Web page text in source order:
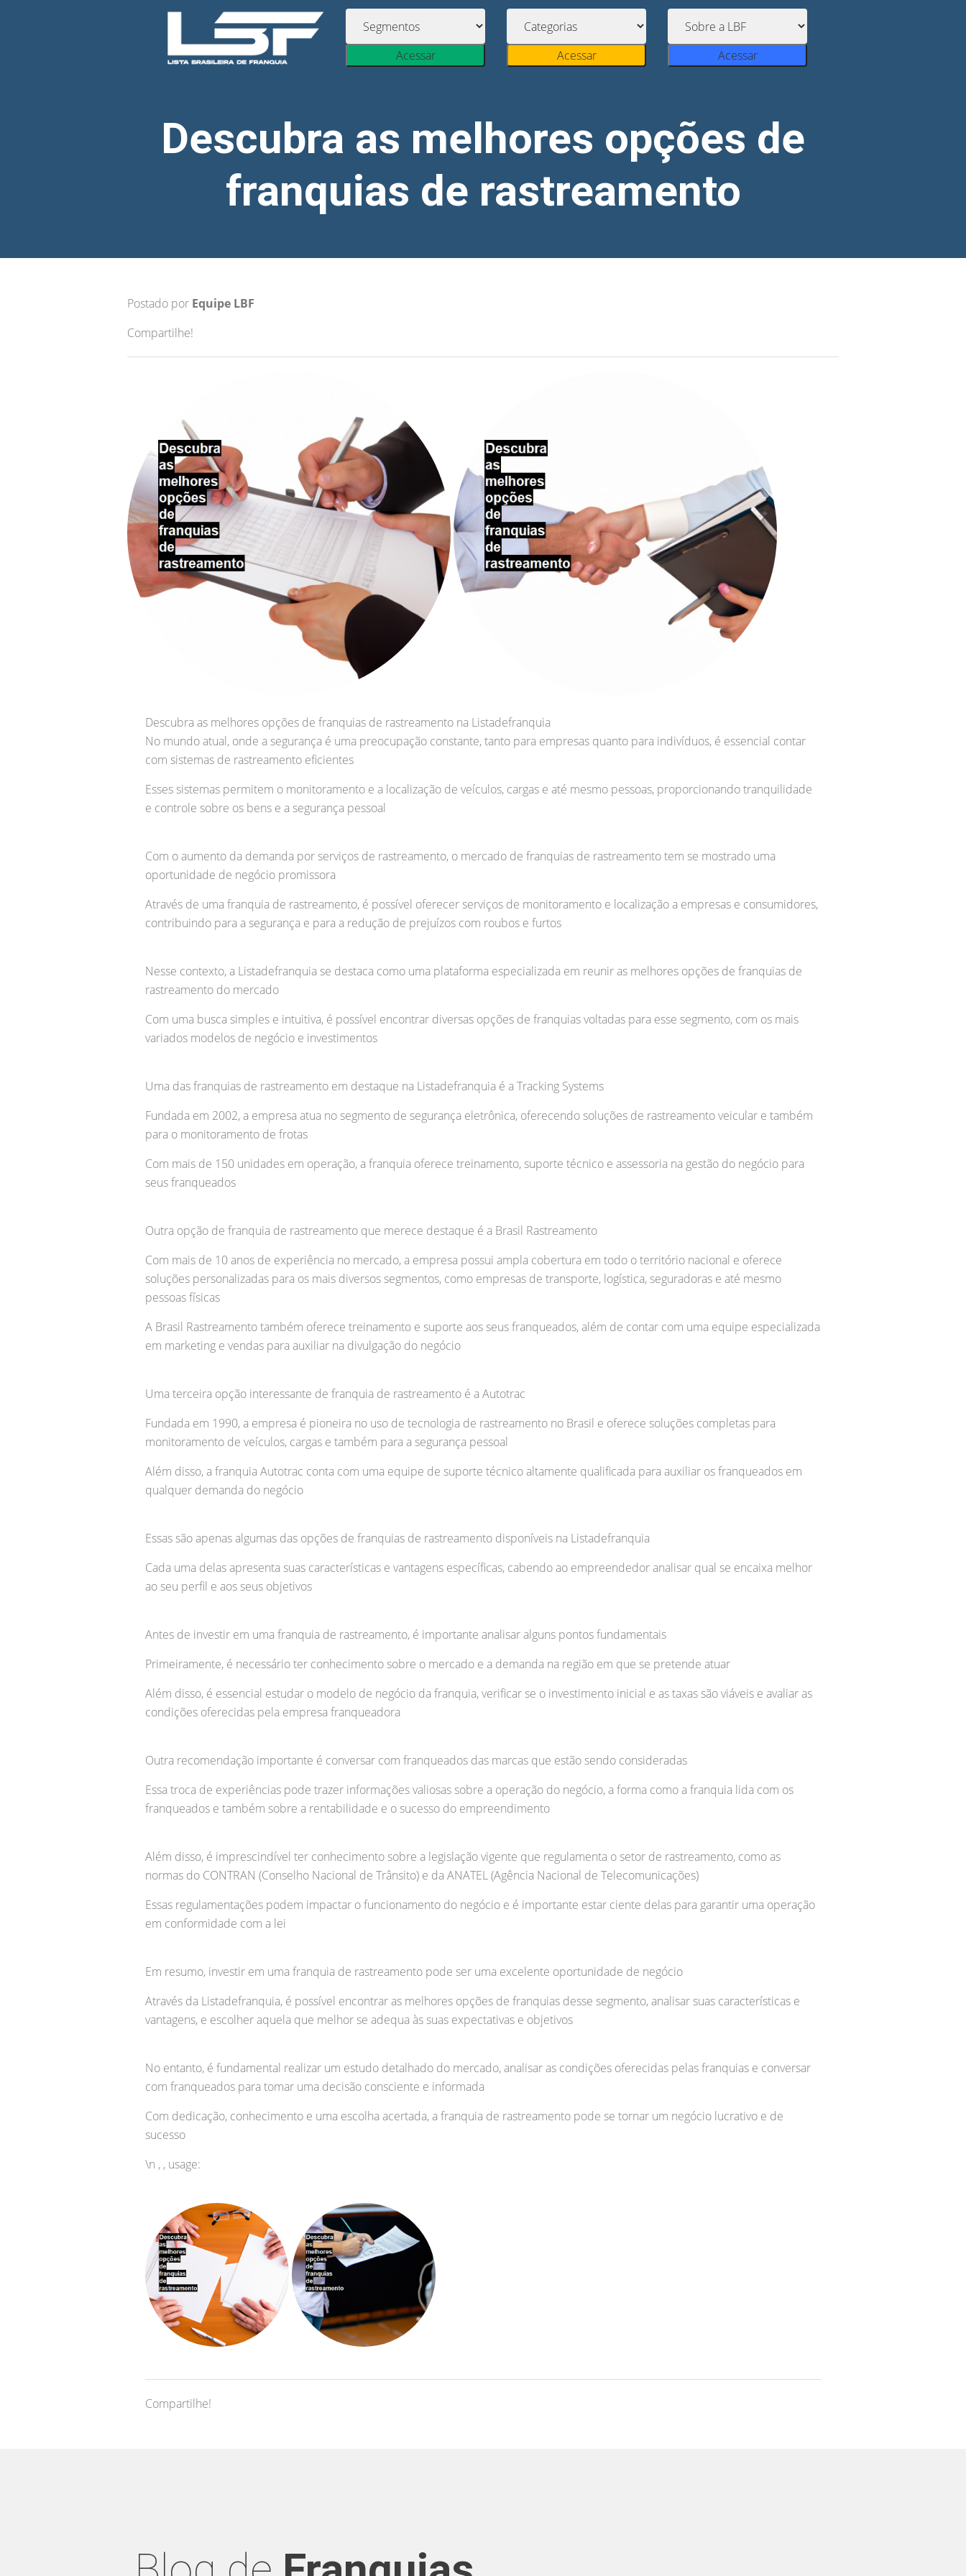
Acessar Acessar Acessar
Descubra as melhores opções de
franquias de rastreamento
Postado por Equipe LBF
Compartilhe!
Descubra as melhores opções de franquias de rastreamento na Listadefranquia
No mundo atual, onde a segurança é uma preocupação constante, tanto para empresas quanto para indivíduos, é essencial contar
com sistemas de rastreamento eficientes
Esses sistemas permitem o monitoramento e a localização de veículos, cargas e até mesmo pessoas, proporcionando tranquilidade
e controle sobre os bens e a segurança pessoal
Com o aumento da demanda por serviços de rastreamento, o mercado de franquias de rastreamento tem se mostrado uma
oportunidade de negócio promissora
Através de uma franquia de rastreamento, é possível oferecer serviços de monitoramento e localização a empresas e consumidores,
contribuindo para a segurança e para a redução de prejuízos com roubos e furtos
Nesse contexto, a Listadefranquia se destaca como uma plataforma especializada em reunir as melhores opções de franquias de
rastreamento do mercado
Com uma busca simples e intuitiva, é possível encontrar diversas opções de franquias voltadas para esse segmento, com os mais
variados modelos de negócio e investimentos
Uma das franquias de rastreamento em destaque na Listadefranquia é a Tracking Systems
Fundada em 2002, a empresa atua no segmento de segurança eletrônica, oferecendo soluções de rastreamento veicular e também
para o monitoramento de frotas
Com mais de 150 unidades em operação, a franquia oferece treinamento, suporte técnico e assessoria na gestão do negócio para
seus franqueados
Outra opção de franquia de rastreamento que merece destaque é a Brasil Rastreamento
Com mais de 10 anos de experiência no mercado, a empresa possui ampla cobertura em todo o território nacional e oferece
soluções personalizadas para os mais diversos segmentos, como empresas de transporte, logística, seguradoras e até mesmo
pessoas físicas
A Brasil Rastreamento também oferece treinamento e suporte aos seus franqueados, além de contar com uma equipe especializada
em marketing e vendas para auxiliar na divulgação do negócio
Uma terceira opção interessante de franquia de rastreamento é a Autotrac
Fundada em 1990, a empresa é pioneira no uso de tecnologia de rastreamento no Brasil e oferece soluções completas para
monitoramento de veículos, cargas e também para a segurança pessoal
Além disso, a franquia Autotrac conta com uma equipe de suporte técnico altamente qualificada para auxiliar os franqueados em
qualquer demanda do negócio
Essas são apenas algumas das opções de franquias de rastreamento disponíveis na Listadefranquia
Cada uma delas apresenta suas características e vantagens específicas, cabendo ao empreendedor analisar qual se encaixa melhor
ao seu perfil e aos seus objetivos
Antes de investir em uma franquia de rastreamento, é importante analisar alguns pontos fundamentais
Primeiramente, é necessário ter conhecimento sobre o mercado e a demanda na região em que se pretende atuar
Além disso, é essencial estudar o modelo de negócio da franquia, verificar se o investimento inicial e as taxas são viáveis e avaliar as
condições oferecidas pela empresa franqueadora
Outra recomendação importante é conversar com franqueados das marcas que estão sendo consideradas
Essa troca de experiências pode trazer informações valiosas sobre a operação do negócio, a forma como a franquia lida com os
franqueados e também sobre a rentabilidade e o sucesso do empreendimento
Além disso, é imprescindível ter conhecimento sobre a legislação vigente que regulamenta o setor de rastreamento, como as
normas do CONTRAN (Conselho Nacional de Trânsito) e da ANATEL (Agência Nacional de Telecomunicações)
Essas regulamentações podem impactar o funcionamento do negócio e é importante estar ciente delas para garantir uma operação
em conformidade com a lei
Em resumo, investir em uma franquia de rastreamento pode ser uma excelente oportunidade de negócio
Através da Listadefranquia, é possível encontrar as melhores opções de franquias desse segmento, analisar suas características e
vantagens, e escolher aquela que melhor se adequa às suas expectativas e objetivos
No entanto, é fundamental realizar um estudo detalhado do mercado, analisar as condições oferecidas pelas franquias e conversar
com franqueados para tomar uma decisão consciente e informada
Com dedicação, conhecimento e uma escolha acertada, a franquia de rastreamento pode se tornar um negócio lucrativo e de
sucesso
\n , , usage:
Compartilhe!